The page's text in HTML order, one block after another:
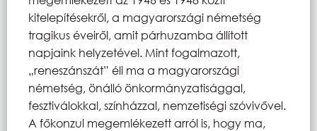
kitelepítésekről, a magyarországi németség
tragikus éveiről, amit párhuzamba állított
napjaink helyzetével. Mint fogalmazott,
„reneszánszát” éli ma a magyarországi
németség, önálló önkormányzatisággal,
fesztiválokkal, színházzal, nemzetiségi szóvivővel.
A főkonzul megemlékezett arról is, hogy ma,